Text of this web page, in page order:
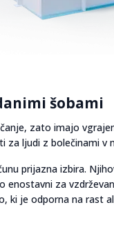
šobami
zato imajo
ljudi z bolečinami v
prijazna izbira.
enostavni za
ki je odporna na rast